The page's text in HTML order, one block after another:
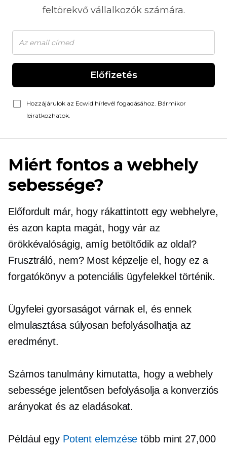
feltörekvő vállalkozók számára.
Előfizetés
Hozzájárulok az Ecwid hírlevél fogadásához. Bármikor
leiratkozhatok.
Miért fontos a webhely
sebessége?
Előfordult már, hogy rákattintott egy webhelyre,
és azon kapta magát, hogy vár az
örökkévalóságig, amíg betöltődik az oldal?
Frusztráló, nem? Most képzelje el, hogy ez a
forgatókönyv a potenciális ügyfelekkel történik.
Ügyfelei gyorsaságot várnak el, és ennek
elmulasztása súlyosan befolyásolhatja az
eredményt.
Számos tanulmány kimutatta, hogy a webhely
sebessége jelentősen befolyásolja a konverziós
arányokat és az eladásokat.
Például egy Potent elemzése több mint 27,000